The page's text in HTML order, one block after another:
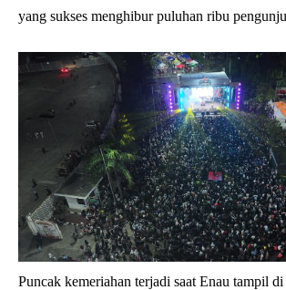
yang sukses menghibur puluhan ribu
Puncak kemeriahan terjadi saat Enau tampil di